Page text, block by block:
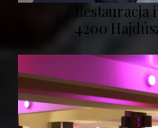
Restauracja
4200